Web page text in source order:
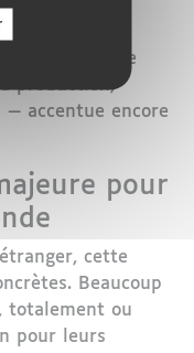
augmentent
conjonction de
production,
— accentue encore
pour
cette
Beaucoup
totalement ou
pour leurs